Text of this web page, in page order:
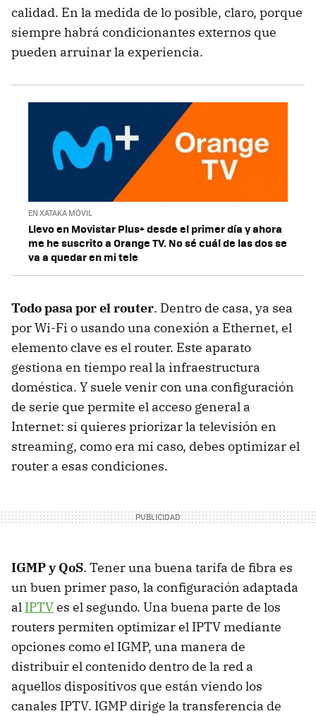
calidad. En la medida de lo posible, claro, porque
siempre habrá condicionantes externos que
pueden arruinar la experiencia.
EN XATAKA MÓVIL
Llevo en Movistar Plus+ desde el primer día y ahora
me he suscrito a Orange TV. No sé cuál de las dos se
va a quedar en mi tele
Todo pasa por el router. Dentro de casa, ya sea
por Wi-Fi o usando una conexión a Ethernet, el
elemento clave es el router. Este aparato
gestiona en tiempo real la infraestructura
doméstica. Y suele venir con una configuración
de serie que permite el acceso general a
Internet: si quieres priorizar la televisión en
streaming, como era mi caso, debes optimizar el
router a esas condiciones.
IGMP y QoS. Tener una buena tarifa de fibra es
un buen primer paso, la configuración adaptada
al IPTVes el segundo. Una buena parte de los
routers permiten optimizar el IPTV mediante
opciones como el IGMP, una manera de
distribuir el contenido dentro de la red a
aquellos dispositivos que están viendo los
canales IPTV. IGMP dirige la transferencia de